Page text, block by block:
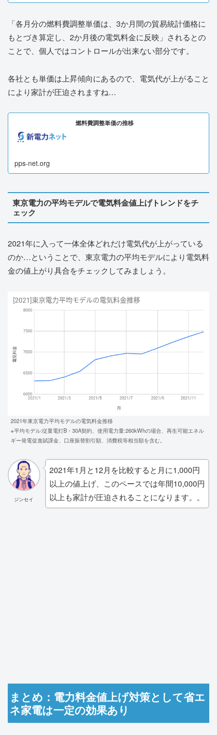
「各月分の燃料費調整単価は、3か月間の貿易統計価格に
もとづき算定し、2か月後の電気料金に反映」されるとの
ことで、個人ではコントロールが出来ない部分です。
各社とも単価は上昇傾向にあるので、電気代が上がること
により家計が圧迫されますね…
燃料費調整単価の推移
pps-net.org
東京電力の平均モデルで電気料金値上げトレンドをチ
ェック
2021年に入って一体全体どれだけ電気代が上がっている
のか…ということで、東京電力の平均モデルにより電気料
金の値上がり具合をチェックしてみましょう。
2021年東京電力平均モデルの電気料金推移
※平均モデル:従量電灯B・30A契約、使用電力量:260kWhの場合、再生可能エネル
ギー発電促進賦課金、口座振替割引額、消費税等相当額を含む。
ジンセイ
2021年1月と12月を比較すると月に1,000円
以上の値上げ、このペースでは年間10,000円
以上も家計が圧迫されることになります。。
まとめ：電力料金値上げ対策として省エ
ネ家電は一定の効果あり